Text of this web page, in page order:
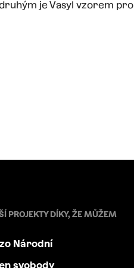
je Vasyl vzorem pro
PROJEKTY DÍKY, ŽE MŮŽEM
Národní
svobody